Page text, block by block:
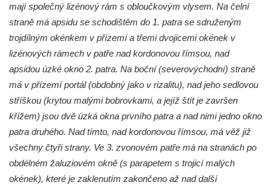
Bývalá synagoga v Milevsku
Kostel svaté Kateřiny Alexandrijské v
Kostel svaté Maří Magdalény v Karlových
Varech
Kaple Panny Marie pod hradem Přimda
Kaple Panny Marie v Kunčicích nad Labem
Hrobová kaple na hřbitově v Rychnově u
mají společný lizénový rám s obloučkovým vlysem. Na čelní
straně má apsidu se schodištěm do 1. patra se sdruženým
trojdílným okénkem v přízemí a třemi dvojicemi okének v
lizénových rámech v patře nad kordonovou římsou, nad
apsidou úzké okno 2. patra. Na boční (severovýchodní) straně
má v přízemí portál (obdobný jako v rizalitu), nad jeho sedlovou
stříškou (krytou malými bobrovkami, a jejíž štít je završen
křížem) jsou dvě úzká okna prvního patra a nad nimi jedno okno
patra druhého. Nad tímto, nad kordonovou římsou, má věž již
všechny čtyři strany. Ve 3. zvonovém patře má na stranách po
obdélném žaluziovém okně (s parapetem s trojicí malých
okének), které je zaklenutím zakončeno až nad další